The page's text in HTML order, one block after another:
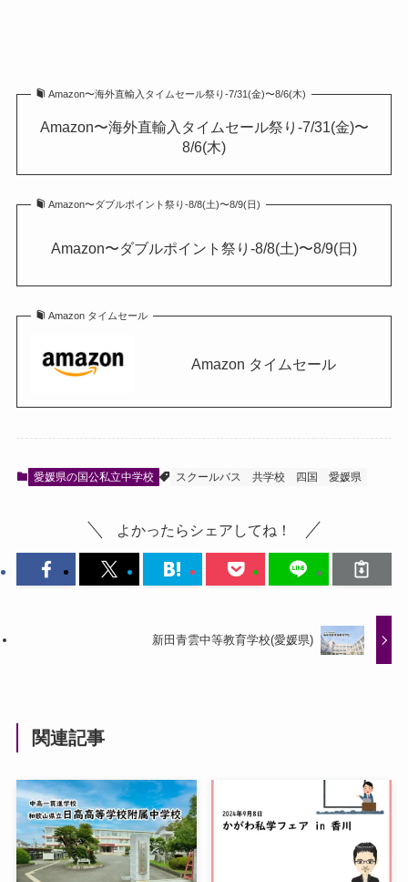
Amazon〜海外直輸入タイムセール祭り-7/31(金)〜8/6(木)
Amazon〜海外直輸入タイムセール祭り-7/31(金)〜
8/6(木)
Amazon〜ダブルポイント祭り-8/8(土)〜8/9(日)
Amazon〜ダブルポイント祭り-8/8(土)〜8/9(日)
Amazon タイムセール
Amazon タイムセール
愛媛県の国公私立中学校 スクールバス 共学校 四国 愛媛県
よかったらシェアしてね！
新田青雲中等教育学校(愛媛県)
関連記事